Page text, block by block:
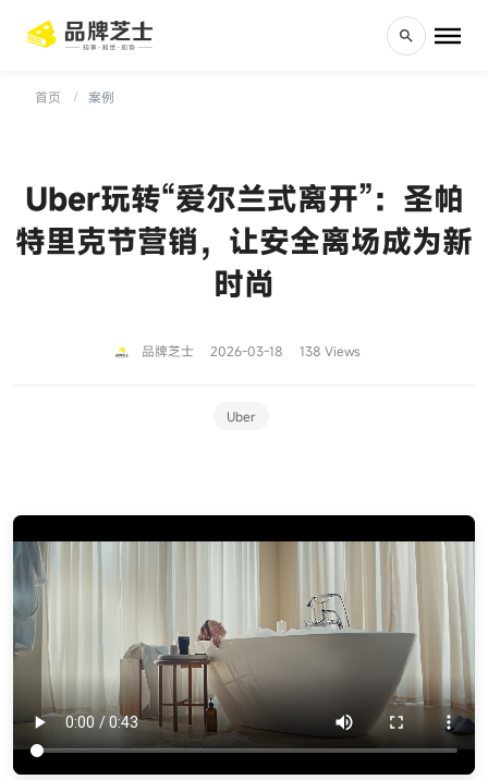
首页 案例
Uber玩转“爱尔兰式离开”：圣帕
特里克节营销，让安全离场成为新
时尚
品牌芝士 2026-03-18 138 Views
Uber